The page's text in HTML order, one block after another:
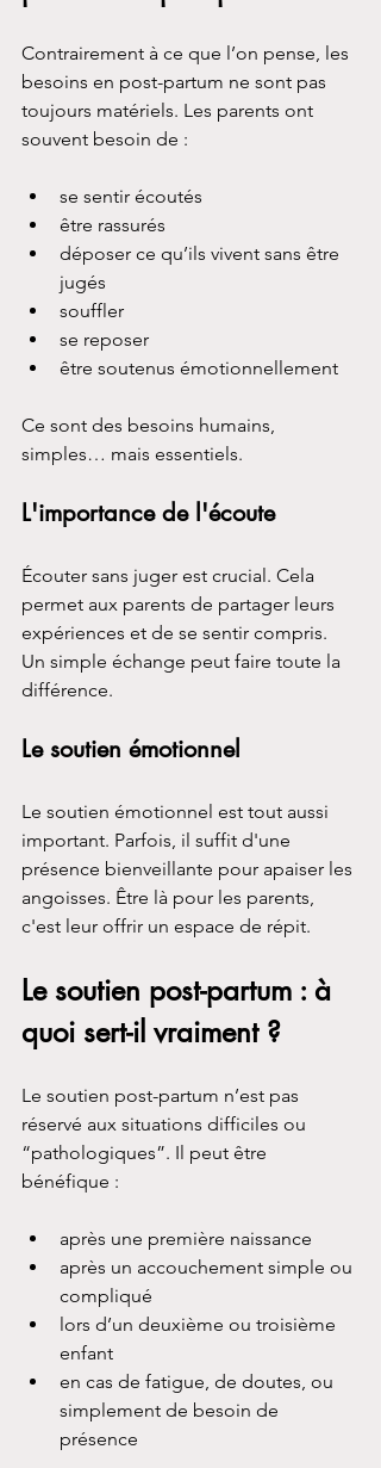
Contrairement à ce que l’on pense, les
besoins en post-partum ne sont pas
toujours matériels. Les parents ont
souvent besoin de :
se sentir écoutés
être rassurés
déposer ce qu’ils vivent sans être
jugés
souffler
se reposer
être soutenus émotionnellement
Ce sont des besoins humains,
simples… mais essentiels.
L'importance de l'écoute
Écouter sans juger est crucial. Cela
permet aux parents de partager leurs
expériences et de se sentir compris.
Un simple échange peut faire toute la
différence.
Le soutien émotionnel
Le soutien émotionnel est tout aussi
important. Parfois, il suffit d'une
présence bienveillante pour apaiser les
angoisses. Être là pour les parents,
c'est leur offrir un espace de répit.
Le soutien post-partum : à
quoi sert-il vraiment ?
Le soutien post-partum n’est pas
réservé aux situations difficiles ou
“pathologiques”. Il peut être
bénéfique :
après une première naissance
après un accouchement simple ou
compliqué
lors d’un deuxième ou troisième
enfant
en cas de fatigue, de doutes, ou
simplement de besoin de
présence